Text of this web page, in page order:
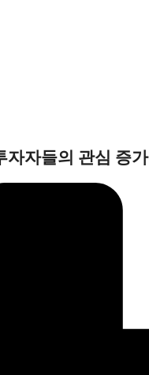
자자들의 관심 증가